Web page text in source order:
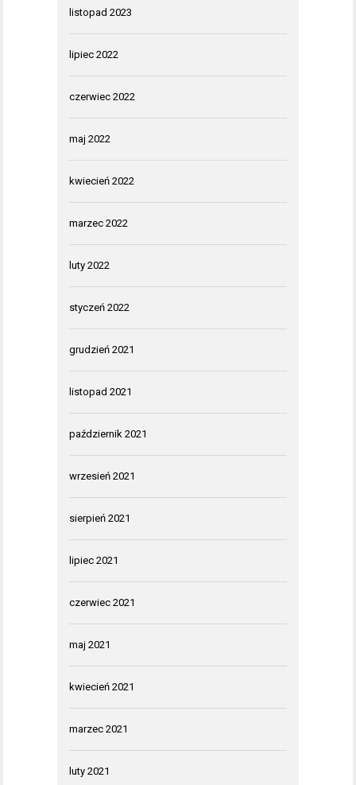
listopad 2023
lipiec 2022
czerwiec 2022
maj 2022
kwiecień 2022
marzec 2022
luty 2022
styczeń 2022
grudzień 2021
listopad 2021
październik 2021
wrzesień 2021
sierpień 2021
lipiec 2021
czerwiec 2021
maj 2021
kwiecień 2021
marzec 2021
luty 2021